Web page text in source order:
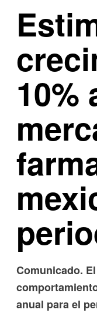
10%
Comunicado.
anual para el